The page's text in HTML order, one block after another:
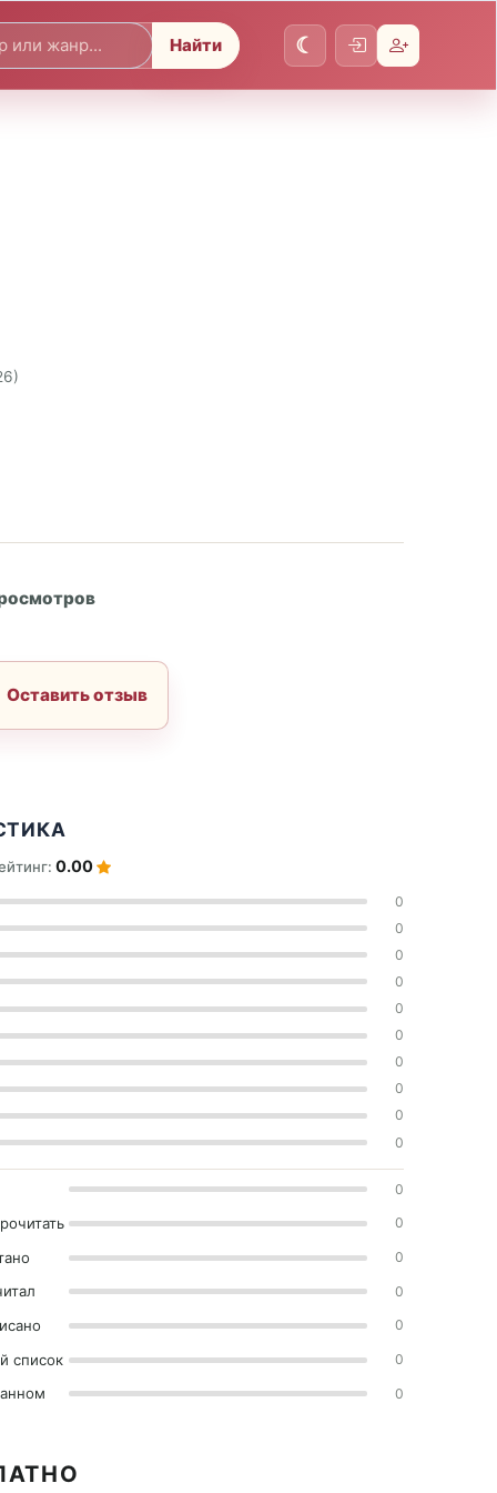
Найти
Оставить отзыв
0.00
0
0
0
0
0
0
0
0
0
0
0
0
0
0
0
список 0
0